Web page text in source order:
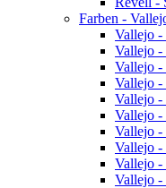
Farben -
Vallejo
Vallejo -
Vallejo
Vallejo -
Vallejo -
Vallejo -
Vallejo -
Vallejo -
Vallejo -
Vallejo -